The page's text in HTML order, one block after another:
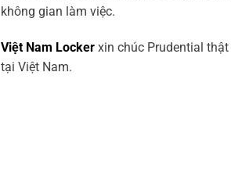
không gian làm việc.
Việt Nam Locker xin chúc Prudential
tại Việt Nam.